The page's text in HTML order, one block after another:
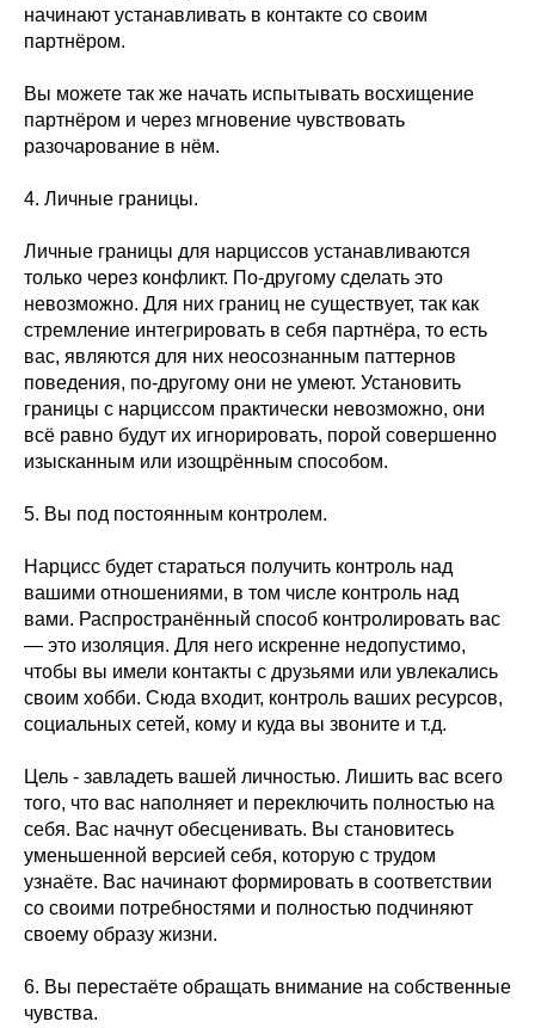
начинают устанавливать в контакте со своим
партнёром.
Вы можете так же начать испытывать восхищение
партнёром и через мгновение чувствовать
разочарование в нём.
4. Личные границы.
Личные границы для нарциссов устанавливаются
только через конфликт. По-другому сделать это
невозможно. Для них границ не существует, так как
стремление интегрировать в себя партнёра, то есть
вас, являются для них неосознанным паттернов
поведения, по-другому они не умеют. Установить
границы с нарциссом практически невозможно, они
всё равно будут их игнорировать, порой совершенно
изысканным или изощрённым способом.
5. Вы под постоянным контролем.
Нарцисс будет стараться получить контроль над
вашими отношениями, в том числе контроль над
вами. Распространённый способ контролировать вас
— это изоляция. Для него искренне недопустимо,
чтобы вы имели контакты с друзьями или увлекались
своим хобби. Сюда входит, контроль ваших ресурсов,
социальных сетей, кому и куда вы звоните и т.д.
Цель - завладеть вашей личностью. Лишить вас всего
того, что вас наполняет и переключить полностью на
себя. Вас начнут обесценивать. Вы становитесь
уменьшенной версией себя, которую с трудом
узнаёте. Вас начинают формировать в соответствии
со своими потребностями и полностью подчиняют
своему образу жизни.
6. Вы перестаёте обращать внимание на собственные
чувства.